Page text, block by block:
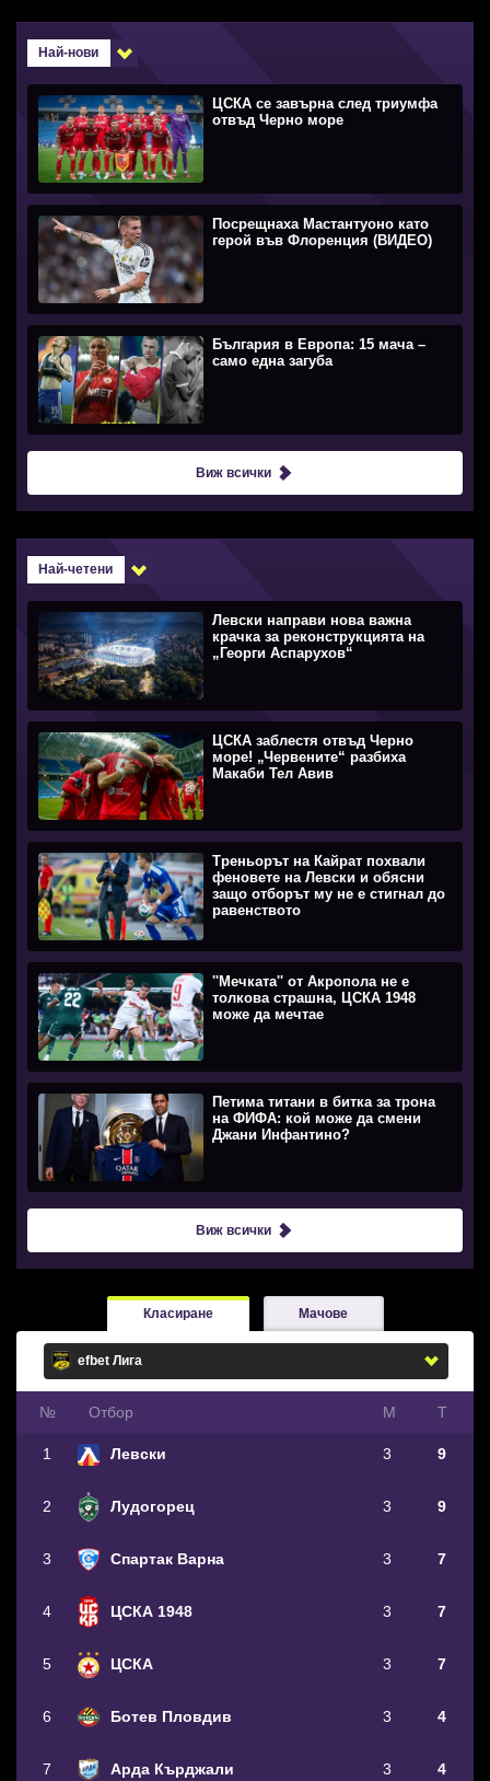
Най-нови
ЦСКА се завърна след триумфа
отвъд Черно море
Посрещнаха Мастантуоно като
герой във Флоренция (ВИДЕО)
България в Европа: 15 мача –
само една загуба
Виж всички
Най-четени
Левски направи нова важна
крачка за реконструкцията на
„Георги Аспарухов“
ЦСКА заблестя отвъд Черно
море! „Червените“ разбиха
Макаби Тел Авив
Треньорът на Кайрат похвали
феновете на Левски и обясни
защо отборът му не е стигнал до
равенството
''Мечката'' от Акропола не е
толкова страшна, ЦСКА 1948
може да мечтае
Петима титани в битка за трона
на ФИФА: кой може да смени
Джани Инфантино?
Виж всички
Класиране Мачове
№ Oтбор М Т
1 Левски 3 9
2 Лудогорец 3 9
3 Спартак Варна 3 7
4 ЦСКА 1948 3 7
5 ЦСКА 3 7
6 Ботев Пловдив 3 4
7 Арда Кърджали 3 4